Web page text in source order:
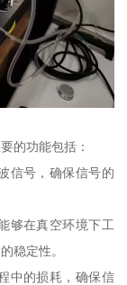
的功能包括：
信号，确保信号的
够在真空环境下工
稳定性。
中的损耗，确保信